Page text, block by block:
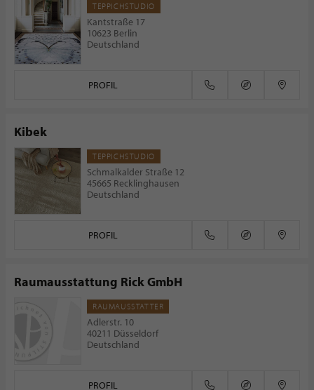
TEPPICHSTUDIO
Kantstraße 17
10623 Berlin
Deutschland
PROFIL
Kibek
TEPPICHSTUDIO
Schmalkalder Straße 12
45665 Recklinghausen
Deutschland
PROFIL
Raumausstattung Rick GmbH
RAUMAUSSTATTER
Adlerstr. 10
40211 Düsseldorf
Deutschland
PROFIL